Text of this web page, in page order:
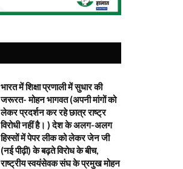
भारत में शिक्षा प्रणाली में सुधार की
जरूरत- मोहन भागवत (अपनी मांगों को
लेकर प्रदर्शन कर रहे छात्र राष्ट्र
विरोधी नहीं है। ) देश के अलग-अलग
हिस्सों में पेपर लीक को लेकर जेन जी
(नई पीढ़ी) के बढ़ते विरोध के बीच,
राष्ट्रीय स्वयंसेवक संघ के प्रमुख मोहन